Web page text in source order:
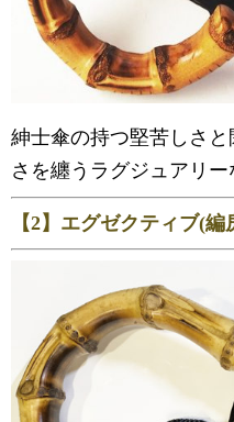
紳士傘の持つ堅苦しさ
さを纏うラグジュアリー
【2】エグゼクティブ(編